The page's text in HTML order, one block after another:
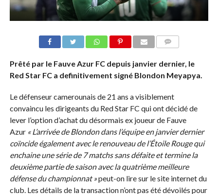
Prêté par le Fauve Azur FC depuis janvier dernier, le
Red Star FC a definitivement signé Blondon Meyapya.
Le défenseur camerounais de 21 ans a visiblement
convaincu les dirigeants du Red Star FC qui ont décidé de
lever l’option d’achat du désormais ex joueur de Fauve
Azur « L’arrivée de Blondon dans l’équipe en janvier dernier
coïncide également avec le renouveau de l’Étoile Rouge qui
enchaine une série de 7 matchs sans défaite et termine la
deuxième partie de saison avec la quatrième meilleure
défense du championnat »peut-on lire sur le site internet du
club. Les détails de la transaction n’ont pas été dévoilés pour